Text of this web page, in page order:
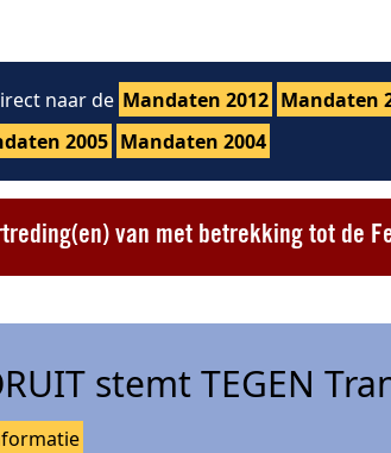
naar de Mandaten 2012 Mandaten
2005 Mandaten 2004
van met betrekking tot de
stemt TEGEN